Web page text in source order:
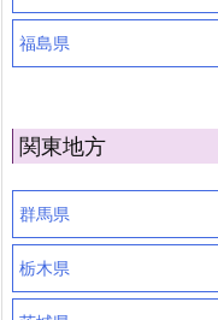
福島県
関東地方
群馬県
栃木県